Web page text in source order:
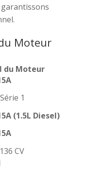
Moteur
du Moteur
1
(1.5L Diesel)
CV